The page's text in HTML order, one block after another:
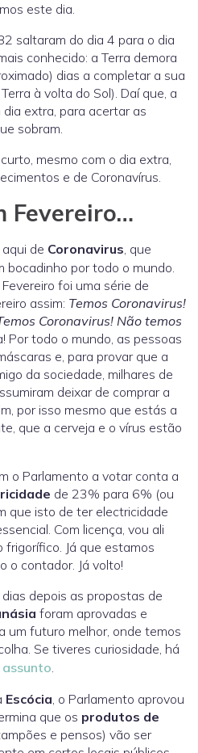
este dia.
saltaram do dia 4 para o dia
conhecido: a Terra demora
dias a completar a sua
à volta do Sol). Daí que, a
extra, para acertar as
sobram.
mesmo com o dia extra,
e de Coronavírus.
Fevereiro…
de Coronavirus, que
bocadinho por todo o mundo.
foi uma série de
assim: Temos Coronavirus!
Coronavirus! Não temos
Por todo o mundo, as pessoas
e, para provar que a
da sociedade, milhares de
deixar de comprar a
por isso mesmo que estás a
que a cerveja e o vírus estão
o Parlamento a votar conta a
de 23% para 6% (ou
que isto de ter electricidade
Com licença, vou ali
Já que estamos
o contador. Já volto!
depois as propostas de
foram aprovadas e
um futuro melhor, onde temos
Se tiveres curiosidade, há
.
Escócia, o Parlamento aprovou
que os produtos de
e pensos) vão ser